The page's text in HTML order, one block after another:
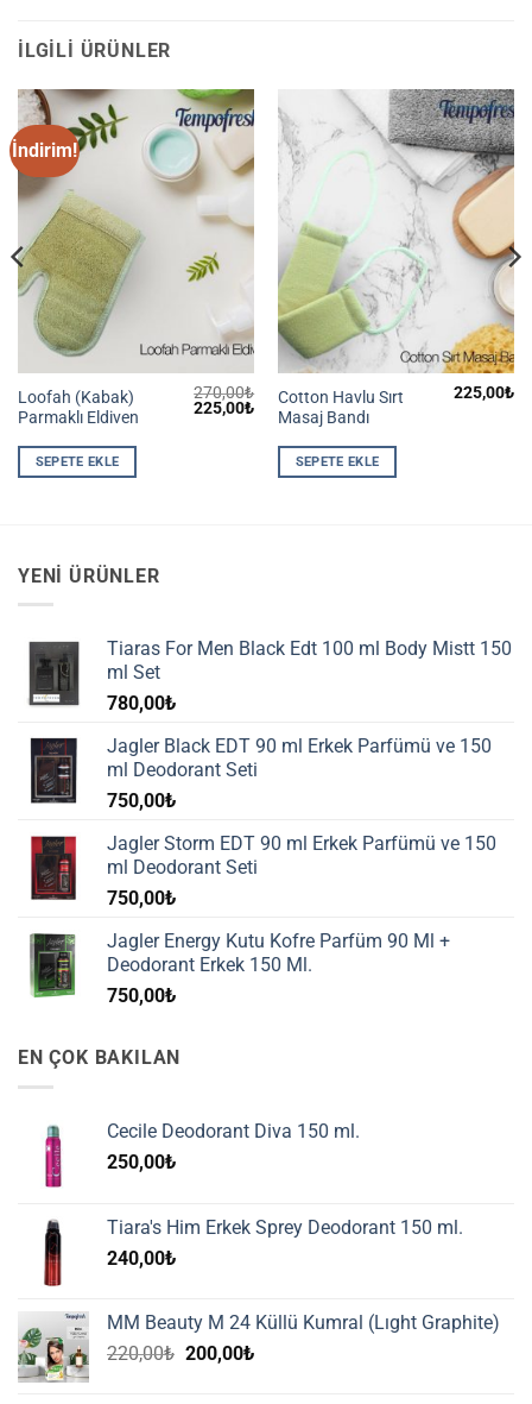
İLGILI ÜRÜNLER
İndirim!
Loofah (Kabak)
Parmaklı Eldiven
270,00₺
Orijinal
fiyat:
225,00₺Şu
andaki
225,00₺.
SEPETE EKLE
Cotton Havlu Sırt
Masaj Bandı
225,00₺
SEPETE EKLE
YENI ÜRÜNLER
Tiaras For Men Black Edt 100 ml Body Mistt 150
ml Set
780,00₺
Jagler Black EDT 90 ml Erkek Parfümü ve 150
ml Deodorant Seti
750,00₺
Jagler Storm EDT 90 ml Erkek Parfümü ve 150
ml Deodorant Seti
750,00₺
Jagler Energy Kutu Kofre Parfüm 90 Ml +
Deodorant Erkek 150 Ml.
750,00₺
EN ÇOK BAKILAN
Cecile Deodorant Diva 150 ml.
250,00₺
Tiara's Him Erkek Sprey Deodorant 150 ml.
240,00₺
MM Beauty M 24 Küllü Kumral (Lıght Graphite)
220,00₺ Orijinal
200,00₺Şu